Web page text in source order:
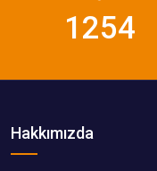
1254
Hakkımızda